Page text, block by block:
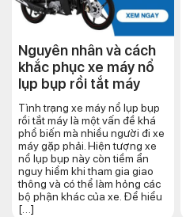
Nguyên nhân và cách
khắc phục xe máy nổ
lụp bụp rồi tắt máy
Tình trạng xe máy nổ lụp bụp
rồi tắt máy là một vấn đề khá
phổ biến mà nhiều người đi xe
máy gặp phải. Hiện tượng xe
nổ lụp bụp này còn tiềm ẩn
nguy hiểm khi tham gia giao
thông và có thể làm hỏng các
bộ phận khác của xe. Để hiểu
[…]